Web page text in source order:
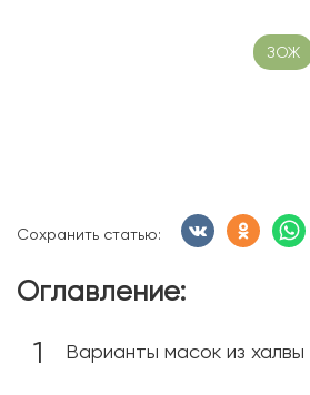
ЗОЖ
Сохранить статью:
Оглавление:
Варианты масок из халвы